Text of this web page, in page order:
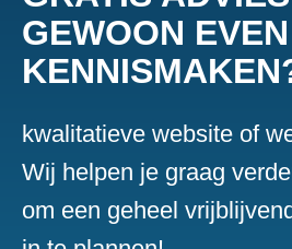
GEWOON EVEN
kwalitatieve website of
Wij helpen je graag
om een geheel